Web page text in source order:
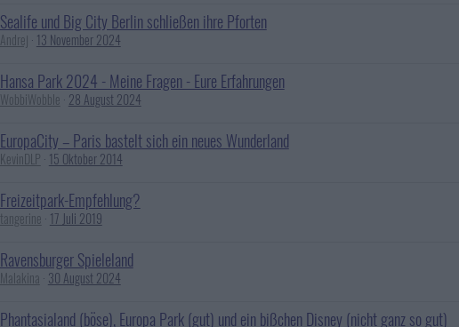
Sealife und Big City Berlin schließen ihre Pforten
Andrej 13 November 2024
Hansa Park 2024 - Meine Fragen - Eure Erfahrungen
WobbiWobble 28 August 2024
EuropaCity – Paris bastelt sich ein neues Wunderland
KevinDLP 15 Oktober 2014
Freizeitpark-Empfehlung?
tangerine 17 Juli 2019
Ravensburger Spieleland
Malakina 30 August 2024
Phantasialand (böse), Europa Park (gut) und ein bißchen Disney (nicht ganz so gut)